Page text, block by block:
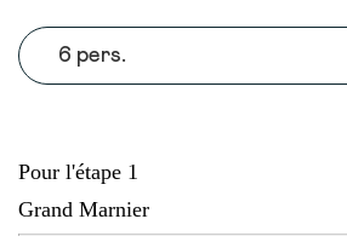
6 pers.
Pour l'étape 1
Grand Marnier